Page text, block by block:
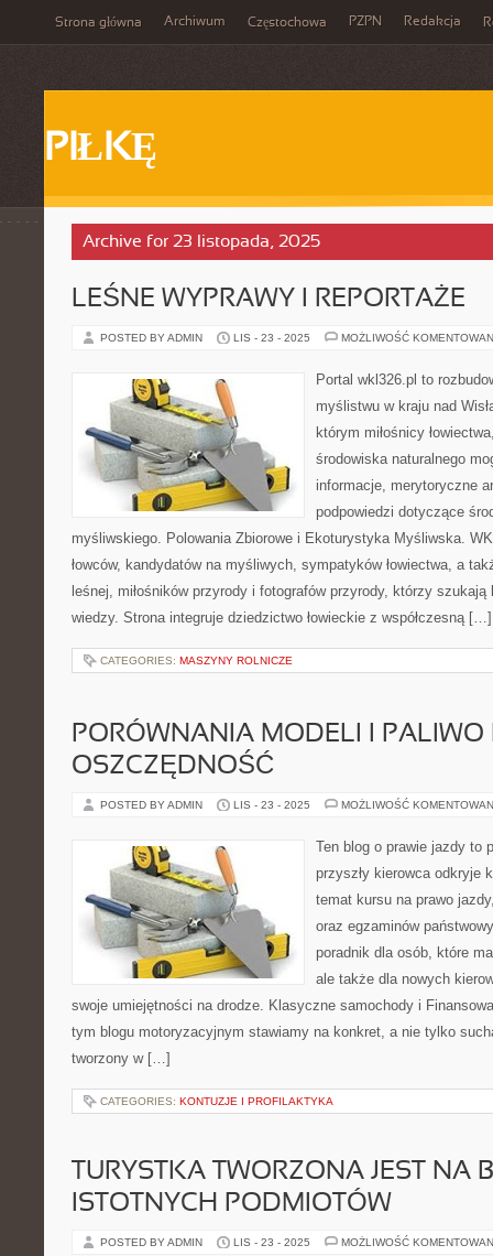
Strona główna Archiwum Częstochowa PZPN Redakcja
PIŁKĘ
Archive for 23 listopada, 2025
LEŚNE WYPRAWY I REPORTAŻE
POSTED BY ADMIN LIS - 23 - 2025 MOŻLIWOŚĆ
Portal wkl326.pl to
myślistwu w kraju nad
którym miłośnicy
środowiska naturalnego
informacje, merytoryczne
podpowiedzi dotyczące
myśliwskiego. Polowania Zbiorowe i Ekoturystyka Myśliwska.
łowców, kandydatów na myśliwych, sympatyków łowiectwa, a
leśnej, miłośników przyrody i fotografów przyrody, którzy szukają
wiedzy. Strona integruje dziedzictwo łowieckie z współczesną […]
CATEGORIES: MASZYNY ROLNICZE
PORÓWNANIA MODELI I PALIWO
OSZCZĘDNOŚĆ
POSTED BY ADMIN LIS - 23 - 2025 MOŻLIWOŚĆ
Ten blog o prawie jazdy to
przyszły kierowca odkryje
temat kursu na prawo
oraz egzaminów
poradnik dla osób, które
ale także dla nowych
swoje umiejętności na drodze. Klasyczne samochody i
tym blogu motoryzacyjnym stawiamy na konkret, a nie tylko
tworzony w […]
CATEGORIES: KONTUZJE I PROFILAKTYKA
TURYSTKA TWORZONA JEST NA
ISTOTNYCH PODMIOTÓW
POSTED BY ADMIN LIS - 23 - 2025 MOŻLIWOŚĆ